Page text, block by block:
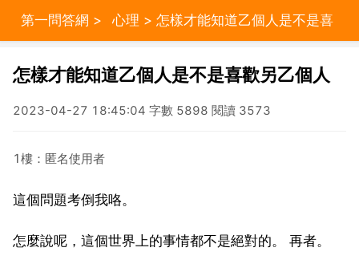
第一問答網 > 心理 > 怎樣才能知道乙個人是不是喜
歡另乙個人
怎樣才能知道乙個人是不是喜歡另乙個人
2023-04-27 18:45:04 字數 5898 閱讀 3573
1樓：匿名使用者
這個問題考倒我咯。
怎麼說呢，這個世界上的事情都不是絕對的。 再者。